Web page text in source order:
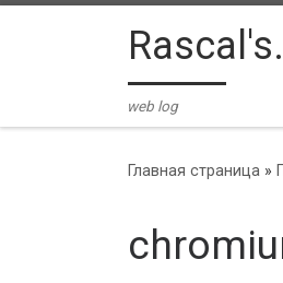
Skip to content
web log
Главная страница »